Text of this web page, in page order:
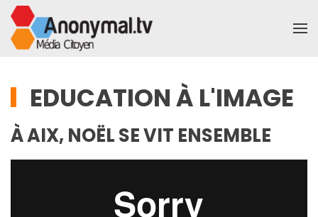
Accéder au contenu principal
EDUCATION À L'IMAGE
À AIX, NOËL SE VIT ENSEMBLE